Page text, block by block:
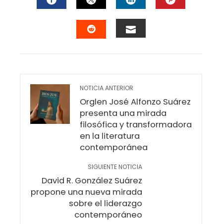
FACEBOOKTWITTERLINKEDIN
NOTICIA ANTERIOR
Orglen José Alfonzo Suárez
presenta una mirada
filosófica y transformadora
en la literatura
contemporánea
SIGUIENTE NOTICIA
David R. González Suárez
propone una nueva mirada
sobre el liderazgo
contemporáneo